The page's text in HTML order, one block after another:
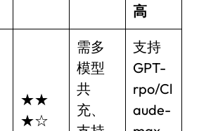
高
★★
★☆
需多
模型
共
充、
支持
GPT-
rpo/Cl
aude-